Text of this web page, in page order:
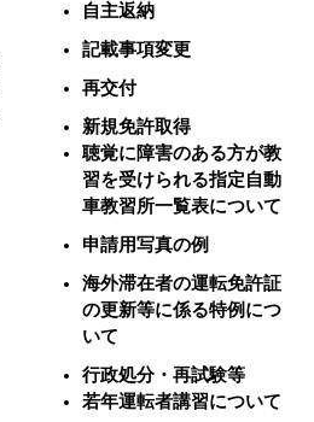
自主返納
記載事項変更
再交付
新規免許取得
聴覚に障害のある方が教
習を受けられる指定自動
車教習所一覧表について
申請用写真の例
海外滞在者の運転免許証
の更新等に係る特例につ
いて
行政処分・再試験等
若年運転者講習について